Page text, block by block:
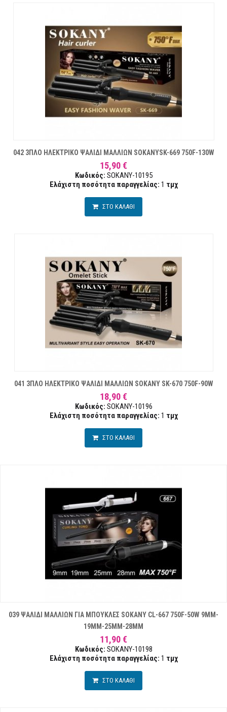
042 3ΠΛΟ ΗΛΕΚΤΡΙΚΟ ΨΑΛΙΔΙ ΜΑΛΛΙΩΝ SOKANYSK-669 750F-130W
15,90 €
Κωδικός: SOKANY-10195
Ελάχιστη ποσότητα παραγγελίας: 1 τμχ
ΣΤΟ ΚΑΛΑΘΙ
041 3ΠΛΟ ΗΛΕΚΤΡΙΚΟ ΨΑΛΙΔΙ ΜΑΛΛΙΩΝ SOKANY SK-670 750F-90W
18,90 €
Κωδικός: SOKANY-10196
Ελάχιστη ποσότητα παραγγελίας: 1 τμχ
ΣΤΟ ΚΑΛΑΘΙ
039 ΨΑΛΙΔΙ ΜΑΛΛΙΩΝ ΓΙΑ ΜΠΟΥΚΛΕΣ SOKANY CL-667 750F-50W 9MM-
19MM-25MM-28MM
11,90 €
Κωδικός: SOKANY-10198
Ελάχιστη ποσότητα παραγγελίας: 1 τμχ
ΣΤΟ ΚΑΛΑΘΙ